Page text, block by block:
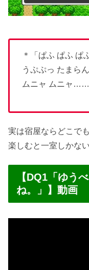
＊「ぱふ ぱふ ぱ
うぷぷっ たまらん
ムニャ ムニャ……
実は宿屋ならどこで
楽しむと一室しかな
【DQ1「ゆう
ね。」】動画